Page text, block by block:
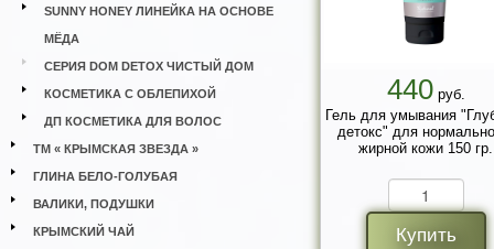
SUNNY HONEY ЛИНЕЙКА НА ОСНОВЕ
МЁДА
СЕРИЯ DOM DETOX ЧИСТЫЙ ДОМ
КОСМЕТИКА С ОБЛЕПИХОЙ
ДП КОСМЕТИКА ДЛЯ ВОЛОС
ТМ « КРЫМСКАЯ ЗВЕЗДА »
ГЛИНА БЕЛО-ГОЛУБАЯ
ВАЛИКИ, ПОДУШКИ
КРЫМСКИЙ ЧАЙ
440руб.
Гель для умывания
детокс" для
жирной кожи 150 гр.
Купить